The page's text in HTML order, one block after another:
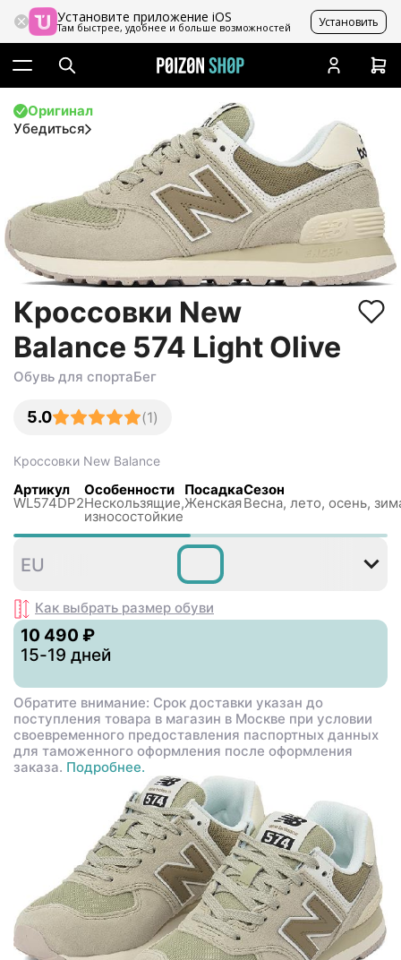
Установите приложение iOS
Там быстрее, удобнее и больше возможностей Установить
Оригинал
Убедиться
Кроссовки New
Balance 574 Light Olive
Обувь для спортаБег
5.0 (1)
Кроссовки New Balance
Артикул
WL574DP2
Особенности
Нескользящиe,
износостойкие
Посадка
Женская
Сезон
Весна, лето, осень,
,5
EU
Как выбрать размер обуви
10 490 ₽
15-19 дней
Обратите внимание: Срок доставки указан до
поступления товара в магазин в Москве при условии
своевременного предоставления паспортных данных
для таможенного оформления после оформления
заказа. Подробнее.